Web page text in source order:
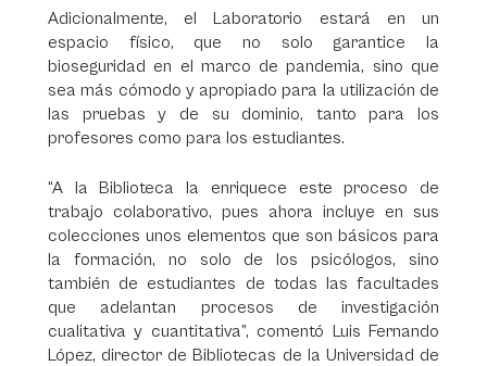
Adicionalmente, el Laboratorio estará en un
espacio físico, que no solo garantice la
bioseguridad en el marco de pandemia, sino que
sea más cómodo y apropiado para la utilización de
las pruebas y de su dominio, tanto para los
profesores como para los estudiantes.
“A la Biblioteca la enriquece este proceso de
trabajo colaborativo, pues ahora incluye en sus
colecciones unos elementos que son básicos para
la formación, no solo de los psicólogos, sino
también de estudiantes de todas las facultades
que adelantan procesos de investigación
cualitativa y cuantitativa”, comentó Luis Fernando
López, director de Bibliotecas de la Universidad de